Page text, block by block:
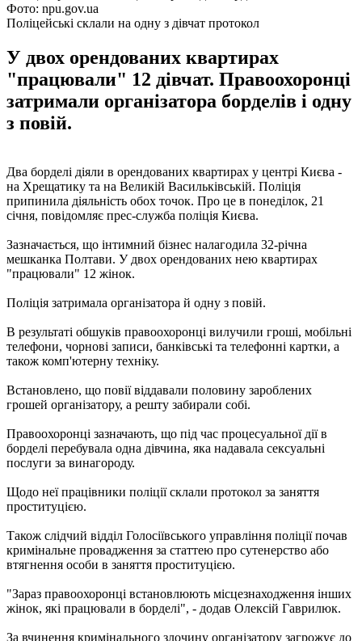
Фото: npu.gov.ua
Поліцейські склали на одну з дівчат протокол
У двох орендованих квартирах
"працювали" 12 дівчат. Правоохоронці
затримали організатора борделів і одну
з повій.
Два борделі діяли в орендованих квартирах у центрі Києва -
на Хрещатику та на Великій Васильківській. Поліція
припинила діяльність обох точок. Про це в понеділок, 21
січня, повідомляє прес-служба поліція Києва.
Зазначається, що інтимний бізнес налагодила 32-річна
мешканка Полтави. У двох орендованих нею квартирах
"працювали" 12 жінок.
Поліція затримала організатора й одну з повій.
В результаті обшуків правоохоронці вилучили гроші, мобільні
телефони, чорнові записи, банківські та телефонні картки, а
також комп'ютерну техніку.
Встановлено, що повії віддавали половину зароблених
грошей організатору, а решту забирали собі.
Правоохоронці зазначають, що під час процесуальної дії в
борделі перебувала одна дівчина, яка надавала сексуальні
послуги за винагороду.
Щодо неї працівники поліції склали протокол за заняття
проституцією.
Також слідчий відділ Голосіївського управління поліції почав
кримінальне провадження за статтею про сутенерство або
втягнення особи в заняття проституцією.
"Зараз правоохоронці встановлюють місцезнаходження інших
жінок, які працювали в борделі", - додав Олексій Гаврилюк.
За вчинення кримінального злочину організатору загрожує до